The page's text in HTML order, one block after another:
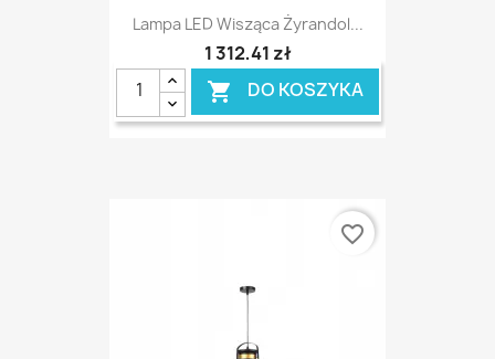
Lampa LED Wisząca Żyrandol...
1 312,41 zł
 DO KOSZYKA
favorite_border